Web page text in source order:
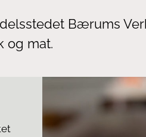
Bærums
og mat.